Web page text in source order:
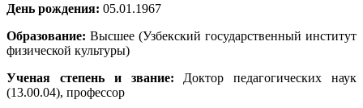
День рождения: 05.01.1967
Образование: Высшее (Узбекский государственный институт
физической культуры)
Ученая степень и звание: Доктор педагогических наук
(13.00.04), профессор